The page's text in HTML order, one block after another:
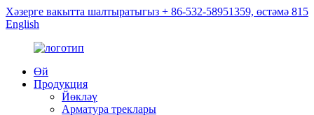
Хәзерге вакытта шалтыратыгыз + 86-532-58951359, өстәмә 815
English
Өй
Продукция
Йөкләү
Арматура треклары